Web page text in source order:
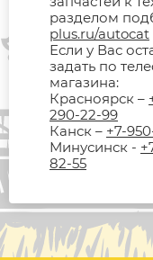
разделом
plus.ru/autocat
Если у Вас
задать по
магазина:
Красноярск –
290-22-99
Канск – +7-
Минусинск -
82-55